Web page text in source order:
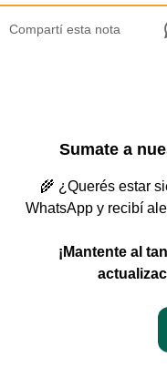
Compartí esta nota
Sumate a
🌾 ¿Querés estar
WhatsApp y recibí
¡Mantente al